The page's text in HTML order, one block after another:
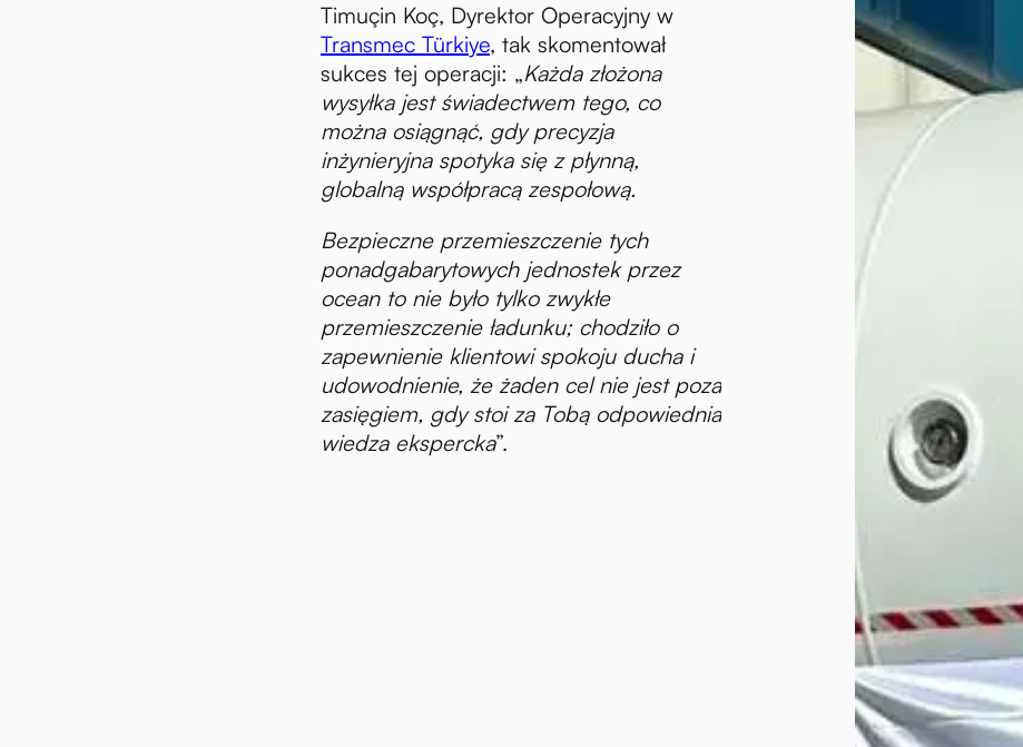
Timuçin Koç, Dyrektor Operacyjny w
Transmec Türkiye, tak skomentował
sukces tej operacji: „Każda złożona
wysyłka jest świadectwem tego, co
można osiągnąć, gdy precyzja
inżynieryjna spotyka się z płynną,
globalną współpracą zespołową.
Bezpieczne przemieszczenie tych
ponadgabarytowych jednostek przez
ocean to nie było tylko zwykłe
przemieszczenie ładunku; chodziło o
zapewnienie klientowi spokoju ducha i
udowodnienie, że żaden cel nie jest poza
zasięgiem, gdy stoi za Tobą odpowiednia
wiedza ekspercka”.